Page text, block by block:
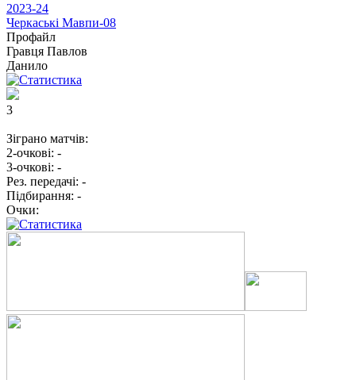
2023-24
Черкаські Мавпи-08
Профайл
Гравця Павлов
Данило
3
Зіграно матчів:
2-очкові: -
3-очкові: -
Рез. передачі: -
Підбирання: -
Очки: